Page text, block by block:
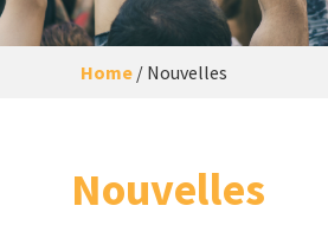
Home/ Nouvelles
Nouvelles